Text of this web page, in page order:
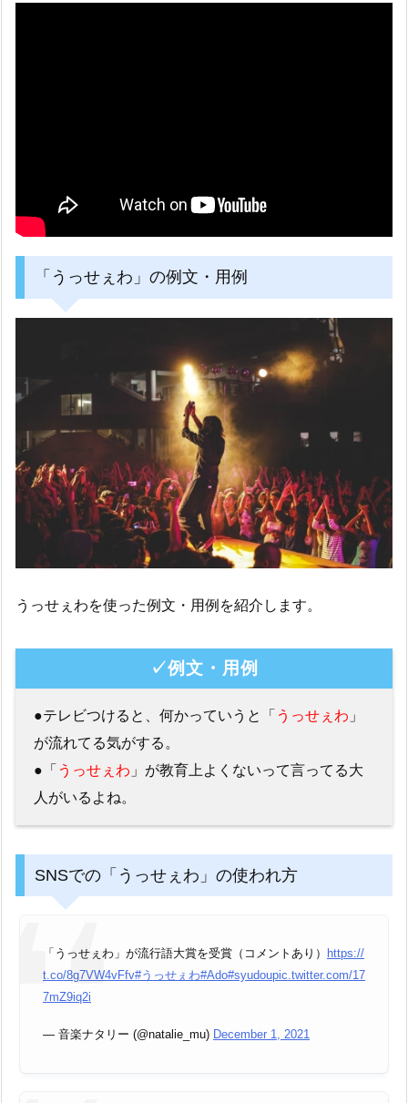
「うっせぇわ」の例文・用例
うっせぇわを使った例文・用例を紹介します。
✓例文・用例
●テレビつけると、何かっていうと「 うっせぇわ 」
が流れてる気がする。
●「 うっせぇわ 」が教育上よくないって言ってる大
人がいるよね。
SNSでの「うっせぇわ」の使われ方
「うっせぇわ」が流行語大賞を受賞（コメントあり）
https://
t.co/8g7VW4vFfv#うっせぇわ#Ado#syudoupic.twitter.com/17
7mZ9iq2i
— 音楽ナタリー (@natalie_mu) December 1, 2021